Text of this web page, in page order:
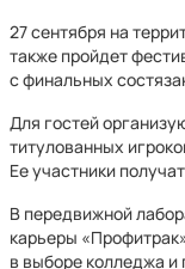
27 сентября на
также пройдет
с финальных
Для гостей
титулованных
Ее участники
В передвижной
карьеры
в выборе колледжа и